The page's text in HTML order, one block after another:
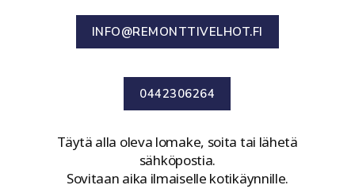
INFO@REMONTTIVELHOT.FI
0442306264
Täytä alla oleva lomake, soita tai lähetä
sähköpostia.
Sovitaan aika ilmaiselle kotikäynnille.